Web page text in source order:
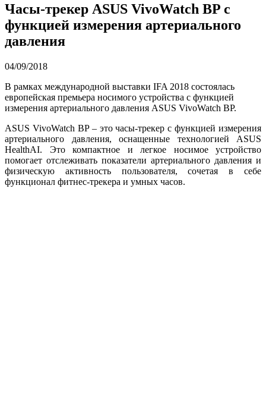
Часы-трекер ASUS VivoWatch BP с
функцией измерения артериального
давления
04/09/2018
В рамках международной выставки IFA 2018 состоялась
европейская премьера носимого устройства с функцией
измерения артериального давления ASUS VivoWatch BP.
ASUS VivoWatch BP – это часы-трекер с функцией измерения
артериального давления, оснащенные технологией ASUS
HealthAI. Это компактное и легкое носимое устройство
помогает отслеживать показатели артериального давления и
физическую активность пользователя, сочетая в себе
функционал фитнес-трекера и умных часов.